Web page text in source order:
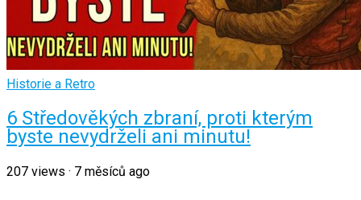
Historie a Retro
6 Středověkých zbraní, proti kterým
byste nevydrželi ani minutu!
207 views · 7 měsíců ago